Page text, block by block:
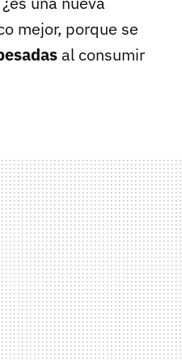
mejor, porque se
al consumir